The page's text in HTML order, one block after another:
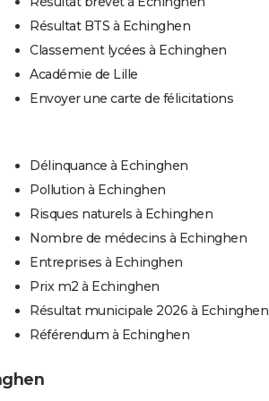
Résultat BTS à Echinghen
Classement lycées à Echinghen
Académie de Lille
Envoyer une carte de félicitations
Délinquance à Echinghen
Pollution à Echinghen
Risques naturels à Echinghen
Nombre de médecins à Echinghen
Entreprises à Echinghen
Prix m2 à Echinghen
Résultat municipale 2026 à Echinghen
Référendum à Echinghen